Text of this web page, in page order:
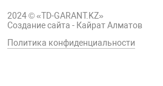
2024 © «TD-GARANT.KZ»
Создание сайта - Кайрат Алматов
Политика конфиденциальности